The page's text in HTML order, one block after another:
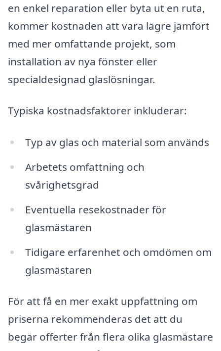
en enkel reparation eller byta ut en ruta,
kommer kostnaden att vara lägre jämfört
med mer omfattande projekt, som
installation av nya fönster eller
specialdesignad glaslösningar.
Typiska kostnadsfaktorer inkluderar:
Typ av glas och material som används
Arbetets omfattning och
svårighetsgrad
Eventuella resekostnader för
glasmästaren
Tidigare erfarenhet och omdömen om
glasmästaren
För att få en mer exakt uppfattning om
priserna rekommenderas det att du
begär offerter från flera olika glasmästare